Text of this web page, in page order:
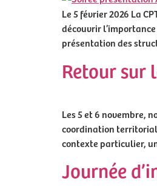
Le 5 février 2026 La
découvrir
présentation des
Retour sur
Les 5 et 6 novembre,
coordination
contexte particulier,
Journée